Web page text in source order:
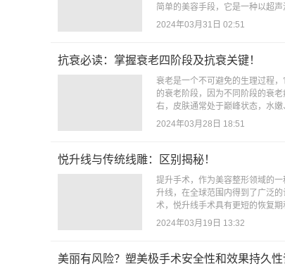
简单的美容手段，它是一种以超
2024年03月31日 02:51
抗衰必读：掌握衰老四阶段及抗衰关键！
衰老是一个不可避免的生理过程
的衰老阶段，因为不同阶段的衰
右，皮肤通常处于巅峰状态，水
2024年03月28日 18:51
悦升线与传统线雕：区别揭秘！
提升手术，作为美容整形领域的
升线，在全球范围内得到了广泛
术，悦升线手术具有更短的恢复
2024年03月19日 13:32
美丽有风险？塑美极手术安全性和效果持久性